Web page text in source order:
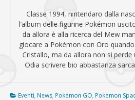
Classe 1994, nintendaro dalla
l’album delle figurine Pokémon
da allora è alla ricerca del Mew
giocare a Pokémon con Oro
Cristallo, ma da allora non si perde
Odia scrivere bio abbastanza
Eventi, News, Pokémon GO, Pokémon